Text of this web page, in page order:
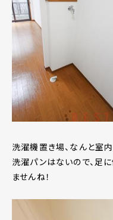
洗濯機置き場、なんと室
洗濯パンはないので、足
ませんね！